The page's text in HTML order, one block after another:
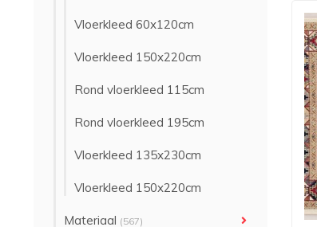
Vloerkleed 60x120cm
Vloerkleed 150x220cm
Rond vloerkleed 115cm
Rond vloerkleed 195cm
Vloerkleed 135x230cm
Vloerkleed 150x220cm
Materiaal (567)